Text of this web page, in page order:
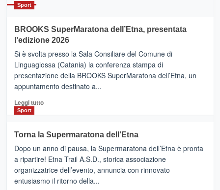
con
la
Al
via
i
collegamenti
Sport
BROOKS SuperMaratona dell’Etna, presentata
l’edizione 2026
Si è svolta presso la Sala Consiliare del Comune di
Linguaglossa (Catania) la conferenza stampa di
presentazione della BROOKS SuperMaratona dell’Etna, un
appuntamento destinato a...
Leggi tuttoLeggi
BROOKS
SuperMaratona
dell’Etna,
presentata
l’edizione
2026
Sport
Torna la Supermaratona dell’Etna
Dopo un anno di pausa, la Supermaratona dell’Etna è pronta
a ripartire! Etna Trail A.S.D., storica associazione
organizzatrice dell’evento, annuncia con rinnovato
entusiasmo il ritorno della...